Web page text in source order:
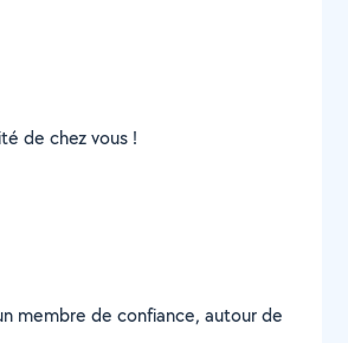
de chez vous !
membre de confiance, autour de